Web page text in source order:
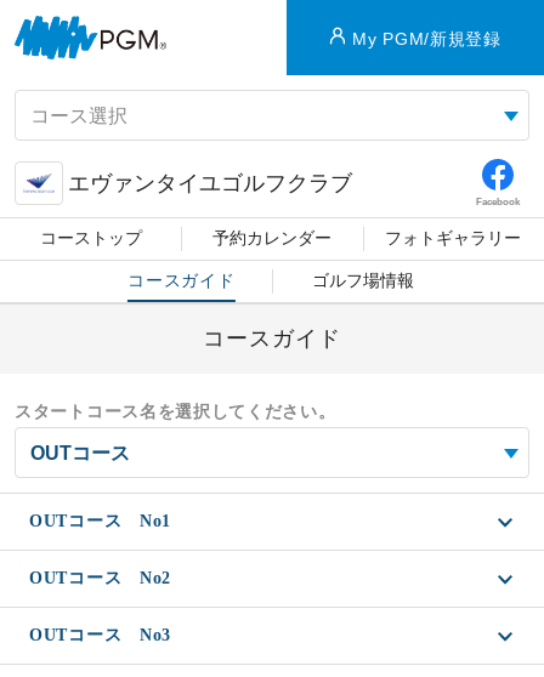
My PGM/新規登録
エヴァンタイユゴルフクラブ
Facebook
コーストップ 予約カレンダー フォトギャラリー
コースガイド ゴルフ場情報
コースガイド
スタートコース名を選択してください。
OUTコース No1
OUTコース No2
OUTコース No3